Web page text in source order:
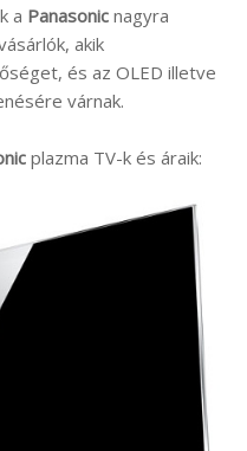
a Panasonic nagyra
akik
és az OLED illetve
várnak.
plazma TV-k és áraik: